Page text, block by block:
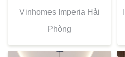
Vinhomes Imperia Hải
Phòng